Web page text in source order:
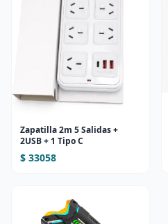
Zapatilla 2m 5 Salidas +
2USB + 1 Tipo C
$ 33058